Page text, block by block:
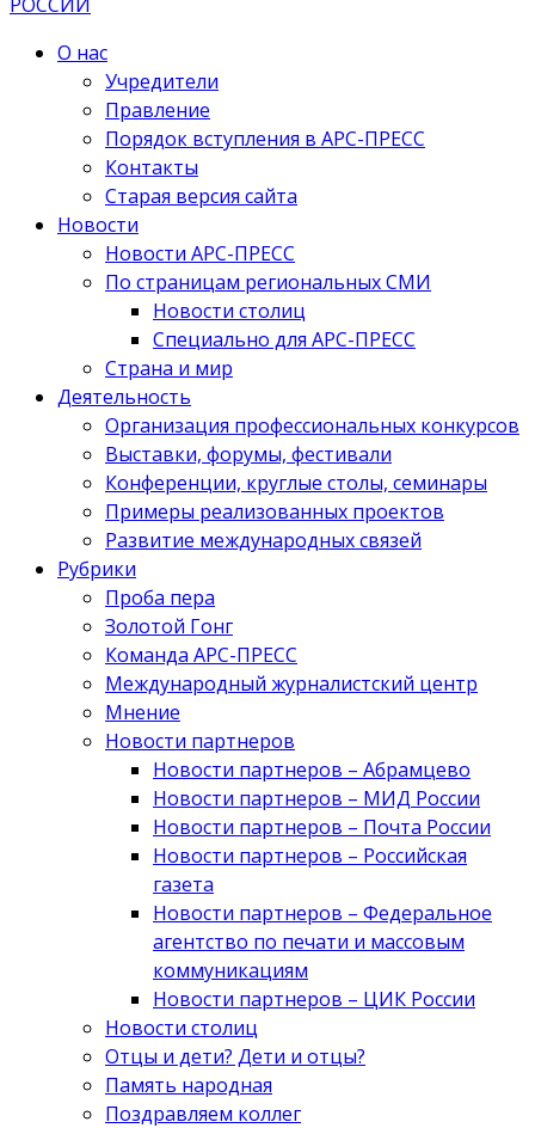
О нас
Учредители
Правление
Порядок вступления в АРС-ПРЕСС
Контакты
Старая версия сайта
Новости
Новости АРС-ПРЕСС
По страницам региональных СМИ
Новости столиц
Специально для АРС-ПРЕСС
Страна и мир
Деятельность
Организация профессиональных конкурсов
Выставки, форумы, фестивали
Конференции, круглые столы, семинары
Примеры реализованных проектов
Развитие международных связей
Рубрики
Проба пера
Золотой Гонг
Команда АРС-ПРЕСС
Международный журналистский центр
Мнение
Новости партнеров
Новости партнеров – Абрамцево
Новости партнеров – МИД России
Новости партнеров – Почта России
Новости партнеров – Российская
газета
Новости партнеров – Федеральное
агентство по печати и массовым
коммуникациям
Новости партнеров – ЦИК России
Новости столиц
Отцы и дети? Дети и отцы?
Память народная
Поздравляем коллег